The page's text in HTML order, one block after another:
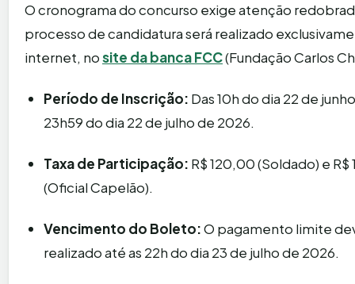
O cronograma do concurso exige atenção
processo de candidatura será realizado
internet, nosite da bancaFCC(Fundação Carlos
Período de Inscrição: Das 10h do dia 22 de
23h59 do dia 22 de julho de 2026.
Taxa de Participação: R$ 120,00 (Soldado) e
(Oficial Capelão).
Vencimento do Boleto:O pagamento limite
realizado até as 22h do dia 23 de julho de 2026.